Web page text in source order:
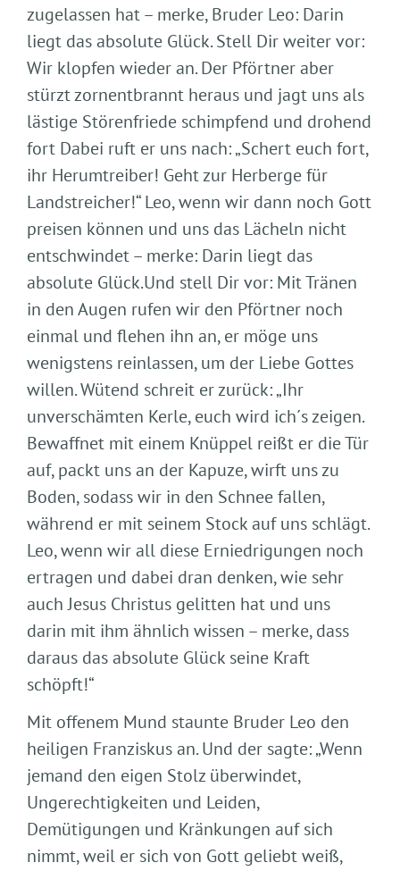
zugelassen hat – merke, Bruder Leo: Darin
liegt das absolute Glück. Stell Dir weiter vor:
Wir klopfen wieder an. Der Pförtner aber
stürzt zornentbrannt heraus und jagt uns als
lästige Störenfriede schimpfend und drohend
fort Dabei ruft er uns nach: „Schert euch fort,
ihr Herumtreiber! Geht zur Herberge für
Landstreicher!“ Leo, wenn wir dann noch Gott
preisen können und uns das Lächeln nicht
entschwindet – merke: Darin liegt das
absolute Glück.Und stell Dir vor: Mit Tränen
in den Augen rufen wir den Pförtner noch
einmal und flehen ihn an, er möge uns
wenigstens reinlassen, um der Liebe Gottes
willen. Wütend schreit er zurück: „Ihr
unverschämten Kerle, euch wird ich´s zeigen.
Bewaffnet mit einem Knüppel reißt er die Tür
auf, packt uns an der Kapuze, wirft uns zu
Boden, sodass wir in den Schnee fallen,
während er mit seinem Stock auf uns schlägt.
Leo, wenn wir all diese Erniedrigungen noch
ertragen und dabei dran denken, wie sehr
auch Jesus Christus gelitten hat und uns
darin mit ihm ähnlich wissen – merke, dass
daraus das absolute Glück seine Kraft
schöpft!“
Mit offenem Mund staunte Bruder Leo den
heiligen Franziskus an. Und der sagte: „Wenn
jemand den eigen Stolz überwindet,
Ungerechtigkeiten und Leiden,
Demütigungen und Kränkungen auf sich
nimmt, weil er sich von Gott geliebt weiß,